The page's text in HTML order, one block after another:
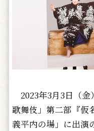
2023年3月3日（金
歌舞伎」第二部『仮
義平内の場」に出演